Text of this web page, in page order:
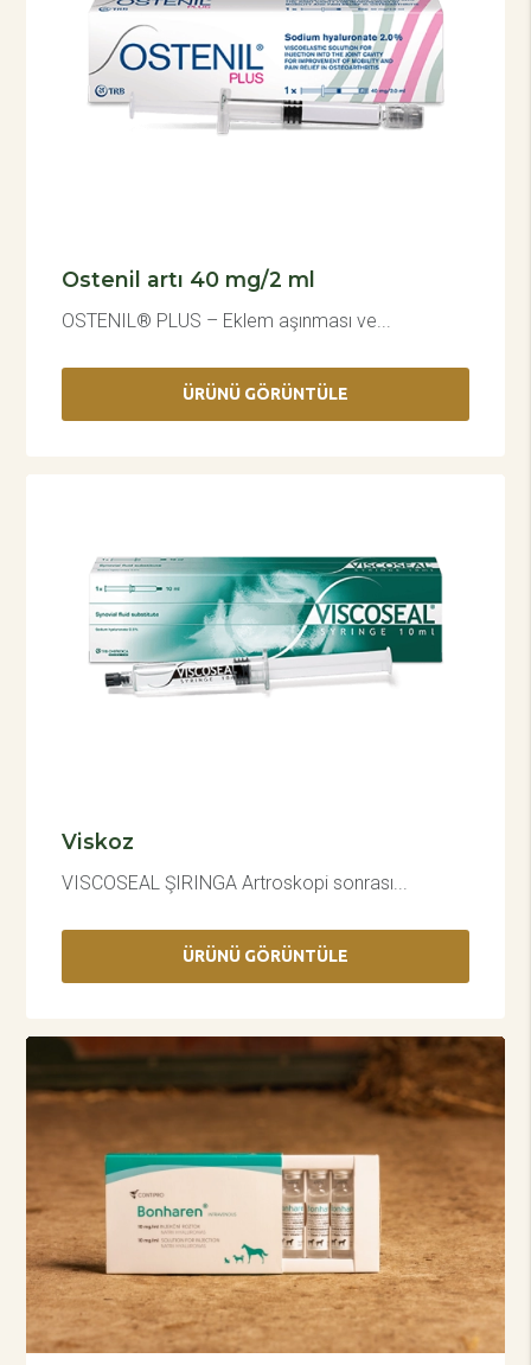
Ostenil artı 40 mg/2 ml
OSTENIL® PLUS – Eklem aşınması ve...
ÜRÜNÜ GÖRÜNTÜLE
Viskoz
VISCOSEAL ŞIRINGA Artroskopi sonrası...
ÜRÜNÜ GÖRÜNTÜLE